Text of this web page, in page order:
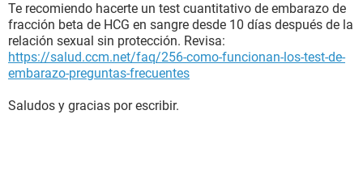
Te recomiendo hacerte un test cuantitativo de embarazo de
fracción beta de HCG en sangre desde 10 días después de la
relación sexual sin protección. Revisa:
https://salud.ccm.net/faq/256-como-funcionan-los-test-de-
embarazo-preguntas-frecuentes
Saludos y gracias por escribir.